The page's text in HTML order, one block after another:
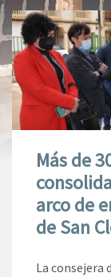
Más de
arco de
de San
La consejera